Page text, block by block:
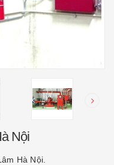
Nội
Hà Nội.